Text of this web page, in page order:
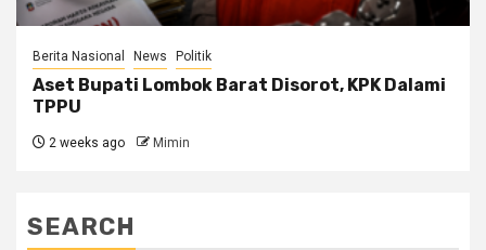
Berita Nasional News Politik
Aset Bupati Lombok Barat Disorot, KPK Dalami
TPPU
2 weeks ago Mimin
SEARCH